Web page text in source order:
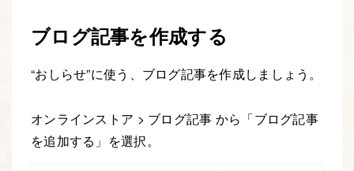
ブログ記事を作成する
“おしらせ”に使う、ブログ記事を作成しましょう。
オンラインストア > ブログ記事 から「ブログ記事
を追加する」を選択。